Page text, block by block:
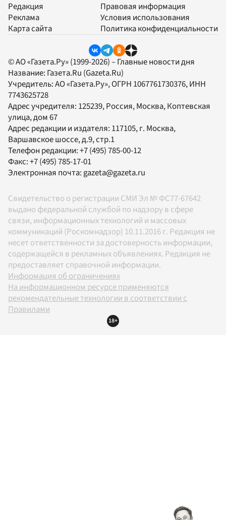
Редакция
Реклама
Карта сайта
Правовая информация
Условия использования
Политика конфиденциальности
© АО «Газета.Ру» (1999-2026) – Главные новости дня
Название: Газета.Ru (Gazeta.Ru)
Учредитель:АО «Газета.Ру», ОГРН 1067761730376, ИНН
7743625728
Адрес учредителя: 125239, Россия, Москва, Коптевская
улица, дом 67
Адрес редакции и издателя: 117105, г. Москва,
Варшавское шоссе, д.9, стр.1
Телефон редакции:+7 (495) 785-00-12
Факс:+7 (495) 785-17-01
Электронная почта:gazeta@gazeta.ru
Свидетельство о регистрации СМИ Эл № ФС77-67642
выдано федеральной службой по надзору в сфере
связи, информационных технологий и массовых
коммуникаций (Роскомнадзор) 10.11.2016 г. Редакция не
несет ответственности за достоверность информации,
содержащейся в рекламных объявлениях. Редакция не
предоставляет справочной информации.
Информация об ограничениях
На информационном ресурсе применяются
рекомендательные технологии в соответствии с
Правилами
18+